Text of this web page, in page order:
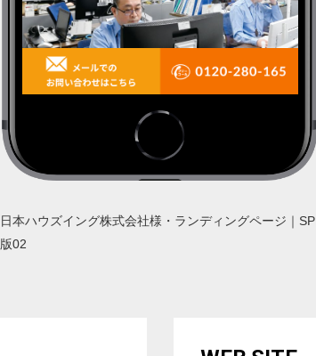
日本ハウズイング株式会社様・ランディングページ｜SP
版02